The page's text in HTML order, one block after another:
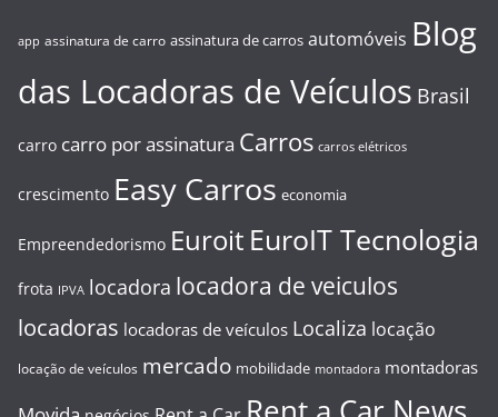
app assinatura de carro assinatura de carros automóveis Blog
das Locadoras de Veículos Brasil
carro carro por assinatura Carros carros elétricos
crescimento Easy Carros economia
Empreendedorismo Euroit EuroIT Tecnologia
frota IPVA locadora locadora de veiculos
locadoras locadoras de veículos Localiza locação
locação de veículos mercado mobilidade montadora montadoras